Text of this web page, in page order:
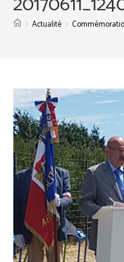
> Actualité >